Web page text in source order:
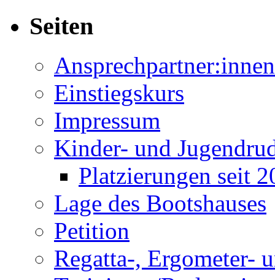
Seiten
Ansprechpartner:innen
Einstiegskurs
Impressum
Kinder- und
Platzierungen seit
Lage des Bootshauses
Petition
Regatta-, Ergometer-